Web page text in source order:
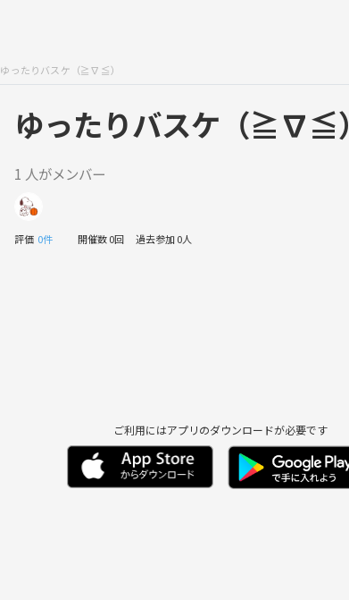
ゆったりバスケ（≧∇≦）
ゆったりバスケ（≧∇≦）
1 人がメンバー
評価 0件 開催数 0回 過去参加 0人
ご利用にはアプリのダウンロードが必要です